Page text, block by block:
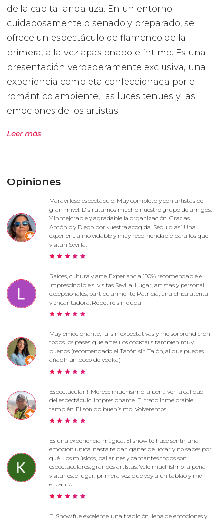
de la capital andaluza. En un entorno
cuidadosamente diseñado y preparado, se
ofrece un espectáculo de flamenco de la
primera, a la vez apasionado e íntimo. Es una
presentación verdaderamente exclusiva, una
experiencia completa confeccionada por el
romántico ambiente, las luces tenues y las
emociones de los artistas.
Leer más
Opiniones
Maravilloso espectáculo. Muy completo y con artistas de
gran mivel. Disfrutamos mucho nuestro grupo de amigos.
Y inmejorable y agradable la organización. Gracias
António y Diego por vuestra acogida. Seguid así. Una
experiencia inolvidable y muy recomendable para los que
visitan Sevilla.
Raíces, cultura y arte. Experiencia 100% recomendable e
imprescindible si visitas Sevilla. Lugar, artistas y personal
excepcionales, particularmente Patricia, una chica atenta
y encantadora. Repetiré sin duda!
Muy emocionante, fui sin expectativas y me sorprendieron
todos los pases, qué arte! Los cocktails también muy
buenos (recomendado el Tacón sin Talón, al que puedes
añadir un poco de vodka)
Espectacular!!! Merece muchísimo la pena ver la calidad
del espectáculo. Impresionante. El trato inmejorable
también. El sonido buenísimo. Volveremos!
Es una experiencia mágica. El show te hace sentir una
emoción única, hasta te dan ganas de llorar y no sabes por
qué. Los músicos, bailarines y cantantes todos son
espectaculares, grandes artistas. Vale muchísimo la pena
visitar este lugar, primera vez que voy a un tablao y me
encantó
El Show fue excelente, una tradición llena de emociones y